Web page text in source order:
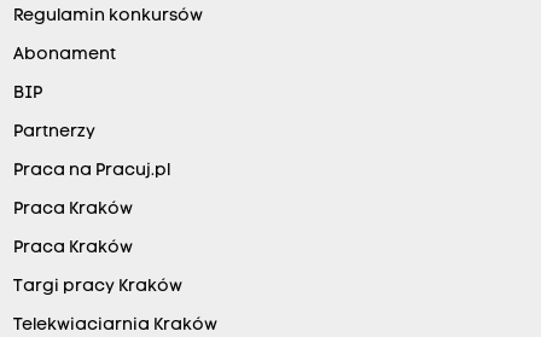
Regulamin konkursów
Abonament
BIP
Partnerzy
Praca na Pracuj.pl
Praca Kraków
Praca Kraków
Targi pracy Kraków
Telekwiaciarnia Kraków